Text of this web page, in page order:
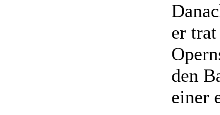
er
den
einer